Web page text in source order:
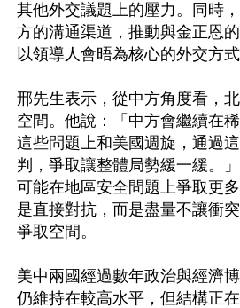
其他外交議題上的壓力。同時
方的溝通渠道，推動與金正恩
以領導人會晤為核心的外交方式
邢先生表示，從中方角度看，
空間。他說：「中方會繼續在
這些問題上和美國週旋，通過
判，爭取讓整體局勢緩一緩。
可能在地區安全問題上爭取更
是直接對抗，而是盡量不讓衝
爭取空間。
美中兩國經過數年政治與經濟
仍維持在較高水平，但結構正